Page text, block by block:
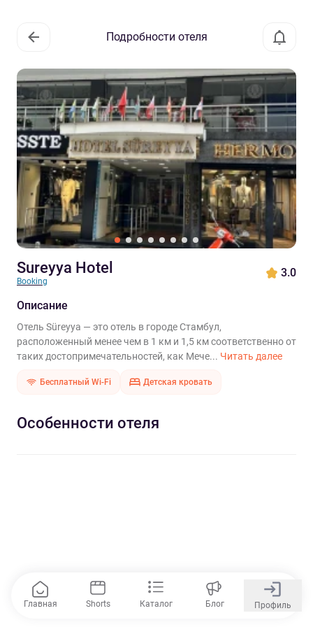
Подробности отеля
Sureyya Hotel
Booking
3.0
Описание
Отель Süreyya — это отель в городе Стамбул,
расположенный менее чем в 1 км и 1,5 км соответственно от
таких достопримечательностей, как Мече... Читать далее
Бесплатный Wi-Fi Детская кровать
Особенности отеля
Главная Shorts Каталог Блог Профиль